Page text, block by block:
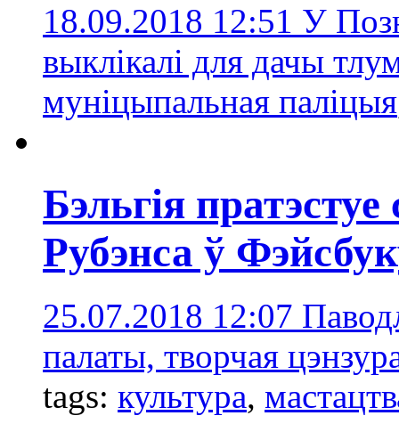
18.09.2018 12:51 У
выклікалі для дачы
муніцыпальная паліцыя
Бэльгія
Рубэнса ў
25.07.2018 12:07
палаты, творчая
tags: культура,